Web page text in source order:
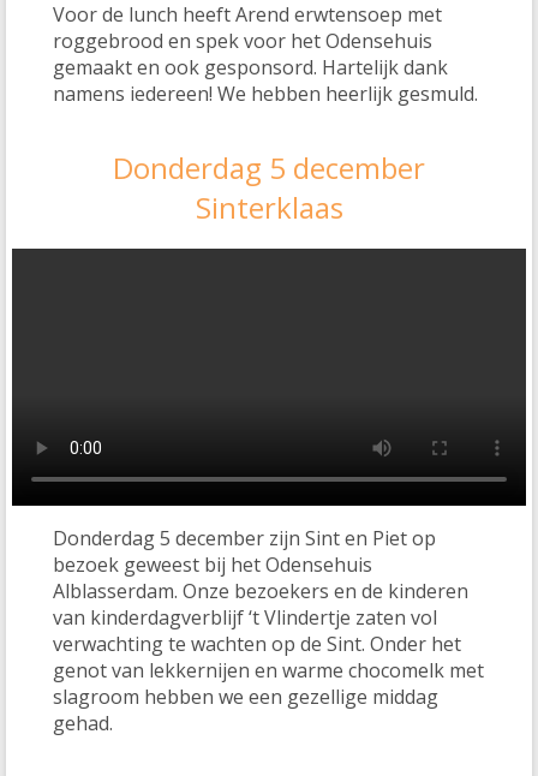
Voor de lunch heeft Arend erwtensoep met
roggebrood en spek voor het Odensehuis
gemaakt en ook gesponsord. Hartelijk dank
namens iedereen! We hebben heerlijk gesmuld.
Donderdag 5 december
Sinterklaas
Donderdag 5 december zijn Sint en Piet op
bezoek geweest bij het Odensehuis
Alblasserdam. Onze bezoekers en de kinderen
van kinderdagverblijf ‘t Vlindertje zaten vol
verwachting te wachten op de Sint. Onder het
genot van lekkernijen en warme chocomelk met
slagroom hebben we een gezellige middag
gehad.